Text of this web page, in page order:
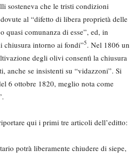
sosteneva che le tristi condizioni
al “difetto di libera proprietà delle
quasi comunanza di esse”, ed, in
chiusura intorno ai fondi”5. Nel 1806 un
degli olivi consentì la chiusura
anche se insistenti su “vidazzoni”. Si
6 ottobre 1820, meglio nota come
qui i primi tre articoli dell’editto:
potrà liberamente chiudere di siepe,